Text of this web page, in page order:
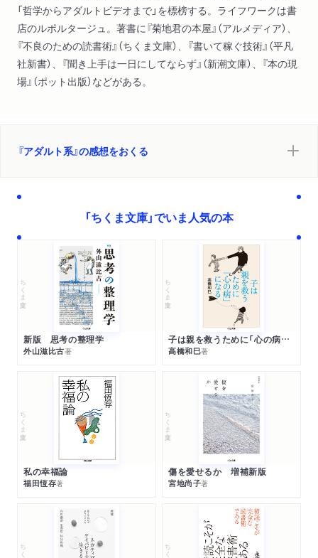
「哲学からアダルトビデオまで」を標榜する。ライフワークは書
店のルポルタージュ。著書に『菊地君の本屋』（アルメディア）、
『不良のための読書術』（ちくま文庫）、『書いて稼ぐ技術』（平凡
社新書）、『聞き上手は一日にしてならず』（新潮文庫）、『本の現
場』（ポット出版）などがある。
『アダルト系』の感想をおくる
「ちくま文庫」でいま人気の本
ちくま文庫
新版 思考の整理学
外山滋比古著
ちくま文庫
子は親を救うために「心の病」になる
高橋和巳著
ちくま文庫
私の幸福論
福田恆存著
ちくま文庫
傷を愛せるか 増補新版
宮地尚子著
ちくま文庫 ちくま文庫